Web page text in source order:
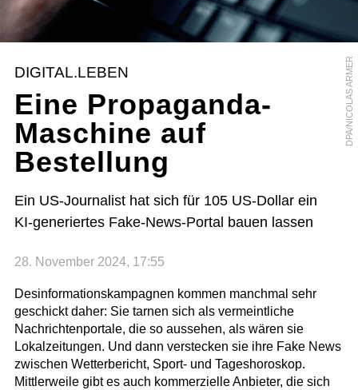
DPA/NICOLAS ARMER
DIGITAL.LEBEN
Eine Propaganda-
Maschine auf
Bestellung
Ein US-Journalist hat sich für 105 US-Dollar ein
KI-generiertes Fake-News-Portal bauen lassen
28. November 2024, 17:55
Desinformationskampagnen kommen manchmal sehr
geschickt daher: Sie tarnen sich als vermeintliche
Nachrichtenportale, die so aussehen, als wären sie
Lokalzeitungen. Und dann verstecken sie ihre Fake News
zwischen Wetterbericht, Sport- und Tageshoroskop.
Mittlerweile gibt es auch kommerzielle Anbieter, die sich